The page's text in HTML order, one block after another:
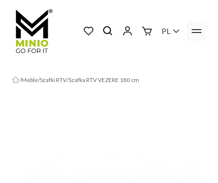
PL
Meble Szafki RTV Szafka RTV VEZERE 180 cm